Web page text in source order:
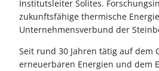
Institutsleiter Solites.
zukunftsfähige thermische
Unternehmensverbund der
Seit rund 30 Jahren tätig auf dem
erneuerbaren Energien und dem